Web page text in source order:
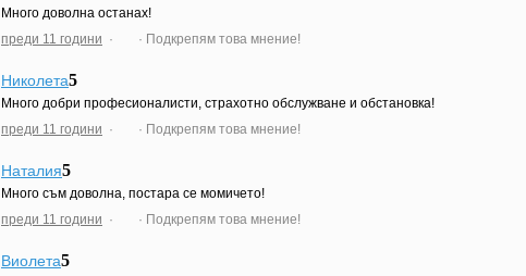
Много доволна останах!
преди 11 години · · Подкрепям това мнение!
Николета5
Много добри професионалисти, страхотно обслужване и обстановка!
преди 11 години · · Подкрепям това мнение!
Наталия5
Много съм доволна, постара се момичето!
преди 11 години · · Подкрепям това мнение!
Виолета5